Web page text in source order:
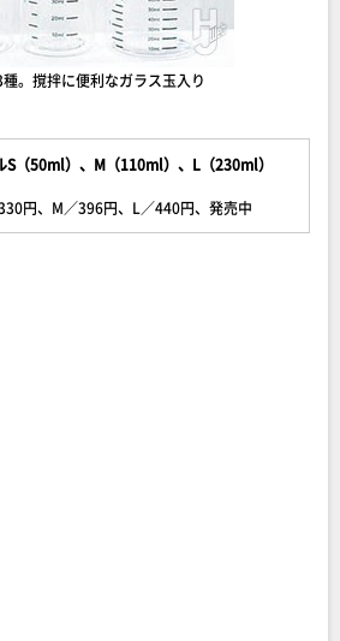
。撹拌に便利なガラス玉入り
S（50ml）、M（110ml）、L（230ml）
円、M／396円、L／440円、発売中